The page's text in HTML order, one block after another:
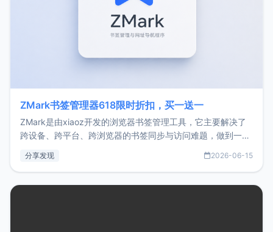
ZMark书签管理器618限时折扣，买一送一
ZMark是由xiaoz开发的浏览器书签管理工具，它主要解决了
跨设备、跨平台、跨浏览器的书签同步与访问难题，做到一处
用，让管理更高效。ZMark官网地址：
分享发现 2026-06-15